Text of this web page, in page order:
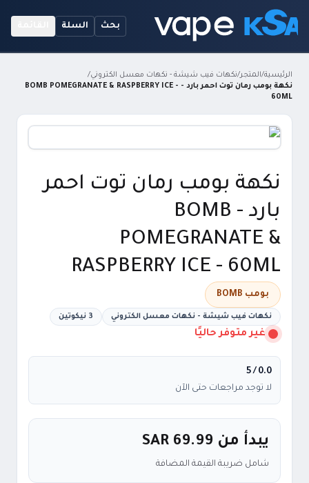
بحث السلة
الرئيسية/المتجر/نكهات فيب شيشة - نكهات معسل الكتروني/
نكهة بومب رمان توت احمر بارد - BOMB POMEGRANATE & RASPBERRY ICE -
60ML
نكهة بومب رمان توت احمر
بارد - BOMB
POMEGRANATE &
RASPBERRY ICE - 60ML
بومب BOMB
نكهات فيب شيشة - نكهات معسل الكتروني 3 نيكوتين
غير متوفر حاليًا
0.0
/ 5
لا توجد مراجعات حتى الآن
يبدأ من SAR 69.99
شامل ضريبة القيمة المضافة